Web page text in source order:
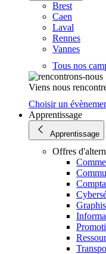
Brest
Caen
Laval
Rennes
Vannes
Tous nos
Viens nous
Choisir un
Apprentissage
Apprentissage
Offres